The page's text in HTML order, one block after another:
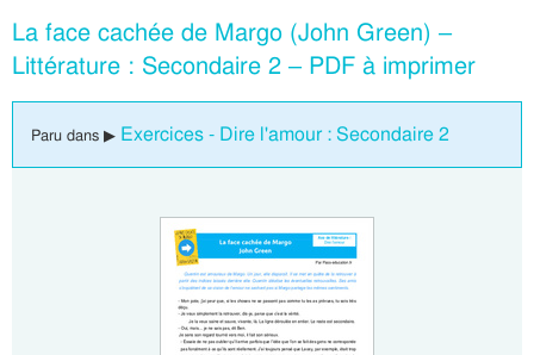
La face cachée de Margo (John Green) –
Littérature : Secondaire 2 – PDF à imprimer
Paru dans ▶ Exercices - Dire l'amour : Secondaire 2